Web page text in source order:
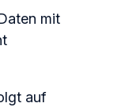
mit
auf